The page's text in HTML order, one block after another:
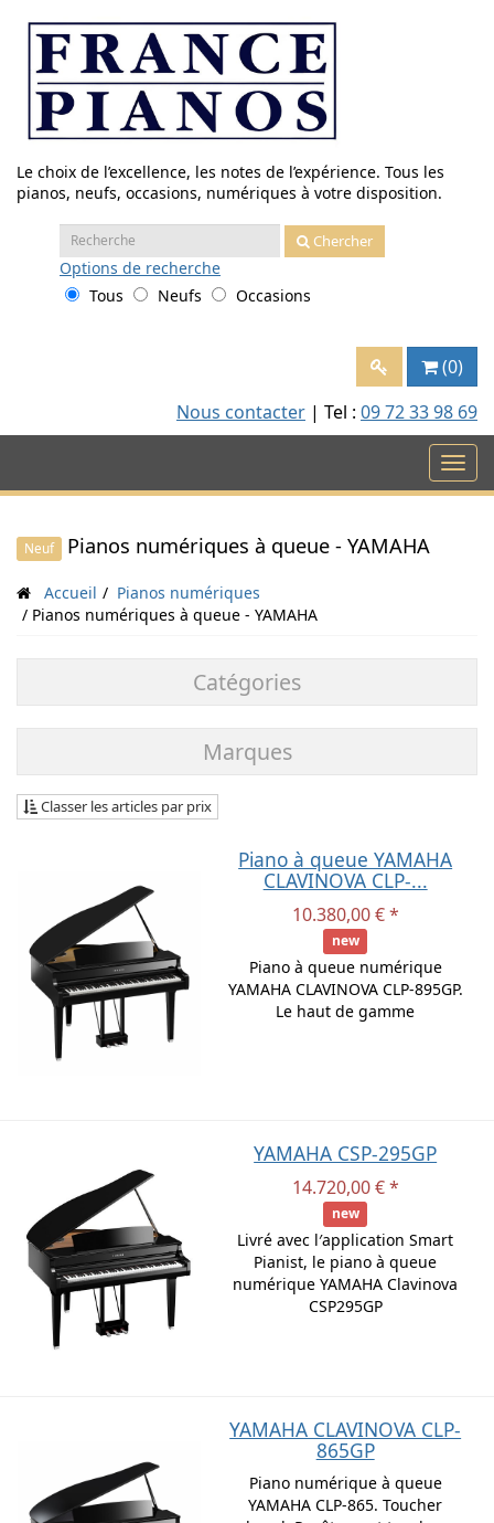
contenu
Le choix de l’excellence, les notes de l’expérience. Tous les
pianos, neufs, occasions, numériques à votre disposition.
Recherche
:
Chercher
Options de recherche
Tous
Neufs Occasions
(0)
Nous contacter | Tel : 09 72 33 98 69
Neuf Pianos numériques à queue - YAMAHA
Accueil
Pianos numériques
Pianos numériques à queue - YAMAHA
Catégories
Marques
Classer les articles par prix
Piano à queue YAMAHA
CLAVINOVA CLP-...
10.380,00 € *
new
Piano à queue numérique
YAMAHA CLAVINOVA CLP-895GP.
Le haut de gamme
YAMAHA CSP-295GP
14.720,00 € *
new
Livré avec l′application Smart
Pianist, le piano à queue
numérique YAMAHA Clavinova
CSP295GP
YAMAHA CLAVINOVA CLP-
865GP
Piano numérique à queue
YAMAHA CLP-865. Toucher